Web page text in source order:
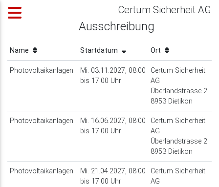
Certum Sicherheit AG
Ausschreibung
Name Startdatum Ort
Photovoltaikanlagen
Mi. 03.11.2027, 08:00
bis 17:00 Uhr
Certum Sicherheit
AG
Überlandstrasse 2
8953 Dietikon
Photovoltaikanlagen
Mi. 16.06.2027, 08:00
bis 17:00 Uhr
Certum Sicherheit
AG
Überlandstrasse 2
8953 Dietikon
Photovoltaikanlagen
Mi. 21.04.2027, 08:00
bis 17:00 Uhr
Certum Sicherheit
AG